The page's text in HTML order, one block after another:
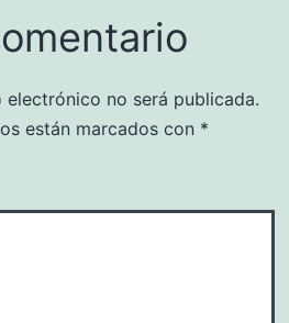
no será publicada.
están marcados con *